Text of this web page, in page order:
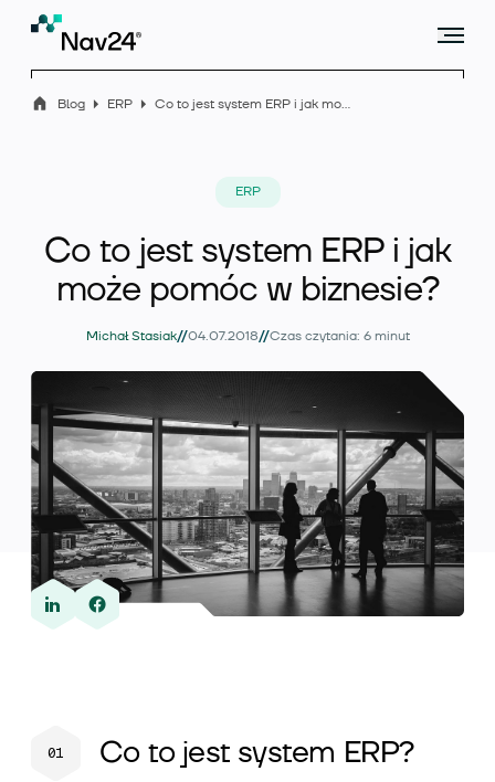
Branże
Usługi
Wiedza
Blog ERP Co to jest system ERP i jak może pomóc w biznesie?
ERP
Co to jest system ERP i jak
może pomóc w biznesie?
Michał Stasiak//04.07.2018//Czas czytania: 6 minut
Co to jest system ERP?